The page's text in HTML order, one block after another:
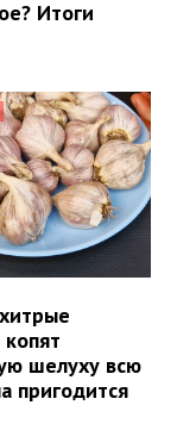
Итоги
шелуху всю
пригодится